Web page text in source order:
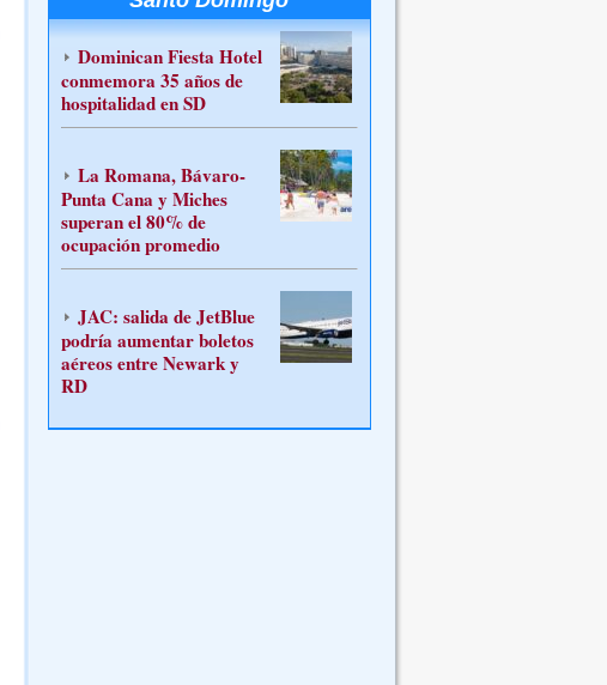
Dominican Fiesta Hotel
conmemora 35 años de
hospitalidad en SD
La Romana, Bávaro-
Punta Cana y Miches
superan el 80% de
ocupación promedio
JAC: salida de JetBlue
podría aumentar boletos
aéreos entre Newark y
RD